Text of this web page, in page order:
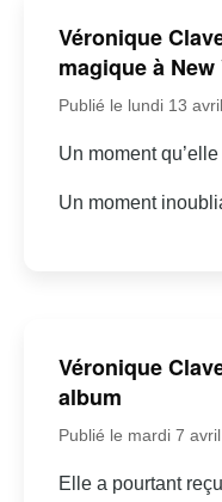
Véronique
magique à New
Publié le lundi 13
Un moment
Un moment
Véronique
album
Publié le mardi 7
Elle a pourtant